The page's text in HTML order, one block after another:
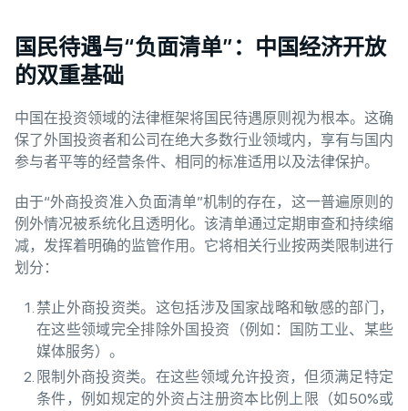
国民待遇与“负面清单”：中国经济开放
的双重基础
中国在投资领域的法律框架将国民待遇原则视为根本。这确
保了外国投资者和公司在绝大多数行业领域内，享有与国内
参与者平等的经营条件、相同的标准适用以及法律保护。
由于“外商投资准入负面清单”机制的存在，这一普遍原则的
例外情况被系统化且透明化。该清单通过定期审查和持续缩
减，发挥着明确的监管作用。它将相关行业按两类限制进行
划分：
禁止外商投资类。这包括涉及国家战略和敏感的部门，
在这些领域完全排除外国投资（例如：国防工业、某些
媒体服务）。
限制外商投资类。在这些领域允许投资，但须满足特定
条件，例如规定的外资占注册资本比例上限（如50%或